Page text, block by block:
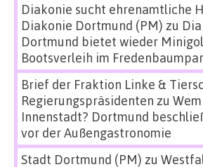
Diakonie sucht ehrenamtliche
Diakonie Dortmund (PM) zu
Dortmund bietet wieder
Bootsverleih im
Brief der Fraktion Linke &
Regierungspräsidenten zu
Innenstadt? Dortmund
vor der Außengastronomie
Stadt Dortmund (PM) zu